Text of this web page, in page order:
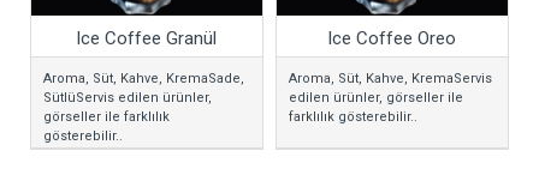
Ice Coffee Granül
Aroma, Süt, Kahve, KremaSade,
SütlüServis edilen ürünler,
görseller ile farklılık
gösterebilir..
Ice Coffee Oreo
Aroma, Süt, Kahve, KremaServis
edilen ürünler, görseller ile
farklılık gösterebilir..